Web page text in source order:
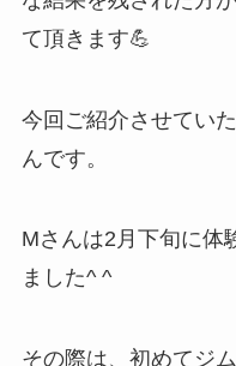
て頂きます💪
今回ご紹介させてい
んです。
Mさんは2月下旬に体
ました^ ^
その際は、初めてジ